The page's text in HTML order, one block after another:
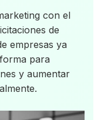
con el
de
empresas ya
para
y aumentar